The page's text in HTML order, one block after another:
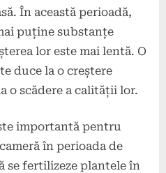
În această perioadă,
puține substanțe
lor este mai lentă. O
duce la o creștere
o scădere a calității lor.
importantă pentru
în perioada de
se fertilizeze plantele în